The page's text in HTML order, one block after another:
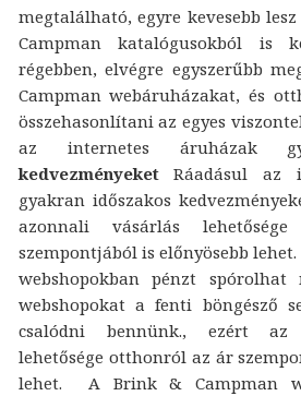
megtalálható, egyre kevesebb
Campman katalógusokból is
régebben, elvégre egyszerűbb
Campman webáruházakat, és
összehasonlítani az egyes
az internetes áruházak
kedvezményeketRáadásul az
gyakran időszakos
azonnali vásárlás
szempontjából is előnyösebb
webshopokban pénzt
webshopokat a fenti böngésző
csalódni bennünk., ezért az
lehetősége otthonról az ár
lehet. A Brink & Campman